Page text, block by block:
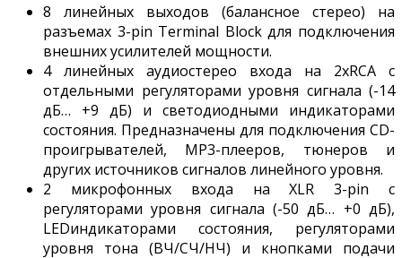
8 линейных выходов (балансное стерео) на
разъемах 3-pin Terminal Block для подключения
внешних усилителей мощности.
4 линейных аудиостерео входа на 2хRCA с
отдельными регуляторами уровня сигнала (-14
дБ… +9 дБ) и светодиодными индикаторами
состояния. Предназначены для подключения CD-
проигрывателей, MP3-плееров, тюнеров и
других источников сигналов линейного уровня.
2 микрофонных входа на XLR 3-pin с
регуляторами уровня сигнала (-50 дБ… +0 дБ),
LEDиндикаторами состояния, регуляторами
уровня тона (ВЧ/СЧ/НЧ) и кнопками подачи